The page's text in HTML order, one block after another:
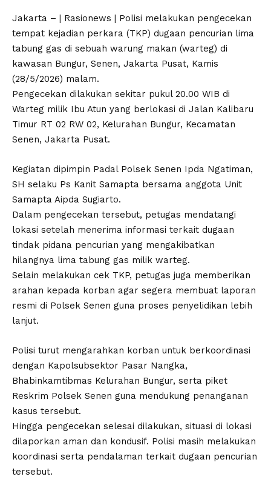
Jakarta – | Rasionews | Polisi melakukan pengecekan
tempat kejadian perkara (TKP) dugaan pencurian lima
tabung gas di sebuah warung makan (warteg) di
kawasan Bungur, Senen, Jakarta Pusat, Kamis
(28/5/2026) malam.
Pengecekan dilakukan sekitar pukul 20.00 WIB di
Warteg milik Ibu Atun yang berlokasi di Jalan Kalibaru
Timur RT 02 RW 02, Kelurahan Bungur, Kecamatan
Senen, Jakarta Pusat.
Kegiatan dipimpin Padal Polsek Senen Ipda Ngatiman,
SH selaku Ps Kanit Samapta bersama anggota Unit
Samapta Aipda Sugiarto.
Dalam pengecekan tersebut, petugas mendatangi
lokasi setelah menerima informasi terkait dugaan
tindak pidana pencurian yang mengakibatkan
hilangnya lima tabung gas milik warteg.
Selain melakukan cek TKP, petugas juga memberikan
arahan kepada korban agar segera membuat laporan
resmi di Polsek Senen guna proses penyelidikan lebih
lanjut.
Polisi turut mengarahkan korban untuk berkoordinasi
dengan Kapolsubsektor Pasar Nangka,
Bhabinkamtibmas Kelurahan Bungur, serta piket
Reskrim Polsek Senen guna mendukung penanganan
kasus tersebut.
Hingga pengecekan selesai dilakukan, situasi di lokasi
dilaporkan aman dan kondusif. Polisi masih melakukan
koordinasi serta pendalaman terkait dugaan pencurian
tersebut.